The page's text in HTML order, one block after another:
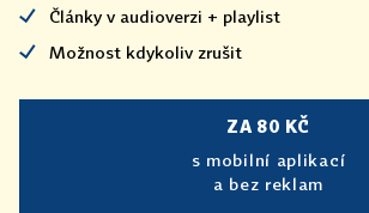
Články v audioverzi + playlist
Možnost kdykoliv zrušit
ZA 80 KČ
s mobilní aplikací
a bez reklam